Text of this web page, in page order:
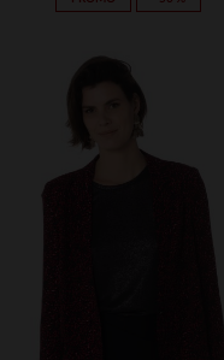
TAILLES DISPONIBLES